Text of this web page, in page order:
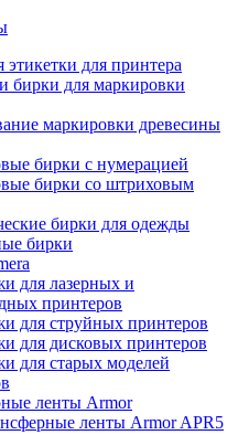
для принтера
бирки для маркировки
маркировки древесины
бирки с нумерацией
бирки со штриховым
бирки для одежды
бирки
для лазерных и
принтеров
для струйных принтеров
для дисковых принтеров
для старых моделей
ленты Armor
ленты Armor APR5